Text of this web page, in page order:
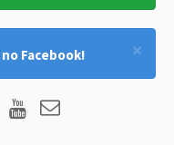
×
no Facebook!